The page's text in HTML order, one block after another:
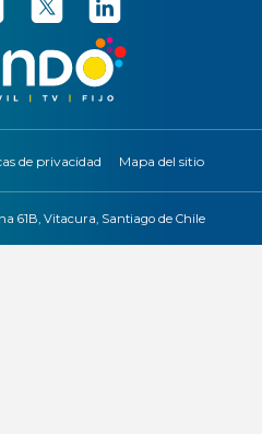
de privacidad Mapa del sitio
61B, Vitacura, Santiago de Chile